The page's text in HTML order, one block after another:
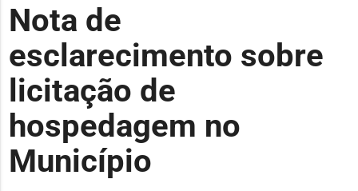
Nota de
esclarecimento sobre
licitação de
hospedagem no
Município